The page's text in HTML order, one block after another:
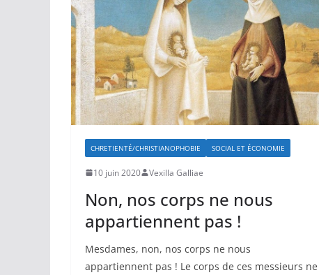
CHRETIENTÉ/CHRISTIANOPHOBIE SOCIAL ET ÉCONOMIE
10 juin 2020 Vexilla Galliae
Non, nos corps ne nous
appartiennent pas !
Mesdames, non, nos corps ne nous
appartiennent pas ! Le corps de ces messieurs ne